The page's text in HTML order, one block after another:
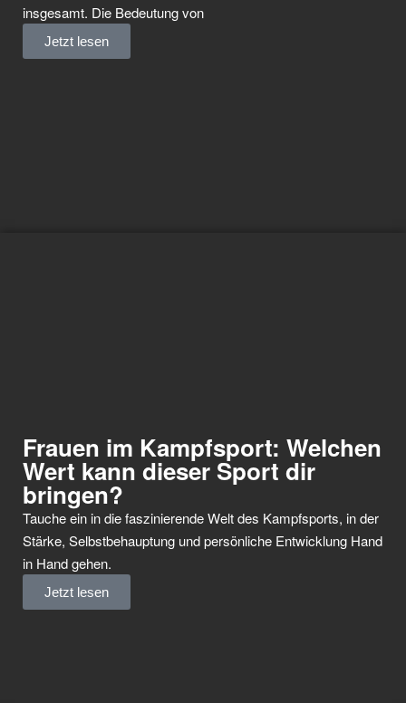
insgesamt. Die Bedeutung von
Jetzt lesen
Frauen im Kampfsport: Welchen
Wert kann dieser Sport dir
bringen?
Tauche ein in die faszinierende Welt des Kampfsports, in der
Stärke, Selbstbehauptung und persönliche Entwicklung Hand
in Hand gehen.
Jetzt lesen